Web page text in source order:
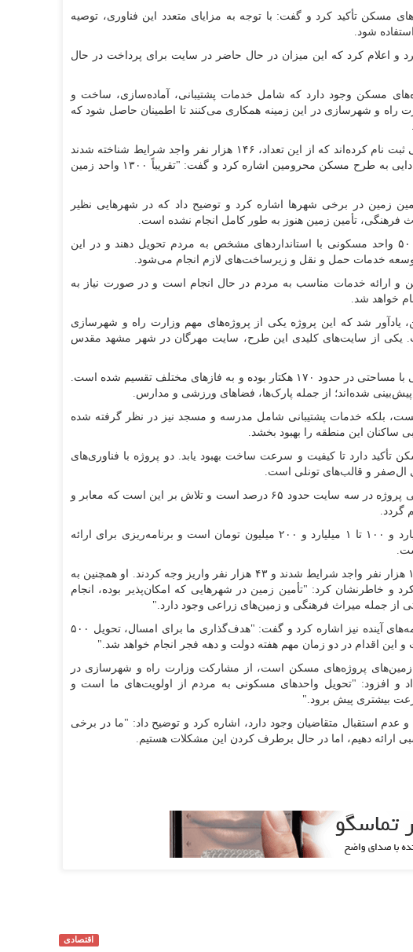
تأکید کرد و گفت: با توجه به مزایای متعدد این فناوری، توصیه
اشاره کرد و اعلام کرد که این میزان در حال حاضر در سایت برای پرداخت در حال
مسکن وجود دارد که شامل خدمات پشتیبانی، آماده‌سازی، ساخت و
راه و شهرسازی در این زمینه همکاری می‌کنند تا اطمینان حاصل شود که
وی افزود: "در خراسان رضوی، ۵۴۰ هزار متقاضی ثبت نام کرده‌اند که از این تعداد، ۱۴۶ هزار نفر واجد شرایط شناخته شدند
و ۴۳ هزار نفر نیز وجه واریز کرده‌اند". در ادامه، دایی به طرح مسکن محرومین اشاره کرد و گفت: "تقریباً ۱۳۰۰ واحد زمین
زمین در برخی شهرها اشاره کرد و توضیح داد که در شهرهایی نظیر
فرهنگی، تأمین زمین هنوز به طور کامل انجام نشده است.
وی خاطرنشان کرد که هدف آنها این است که ۵۰۰ واحد مسکونی با استانداردهای مشخص به مردم تحویل دهند و در این
توسعه خدمات حمل و نقل و زیرساخت‌های لازم انجام می‌شود.
و ارائه خدمات مناسب به مردم در حال انجام است و در صورت نیاز به
خواهد شد.
شد که این پروژه یکی از پروژه‌های مهم وزارت راه و شهرسازی
یکی از سایت‌های کلیدی این طرح، سایت مهرگان در شهر مشهد مقدس
او بیان کرد:این سایت شامل ۲،۰۰۰ واحد مسکونی با مساحتی در حدود ۱۷۰ هکتار بوده و به فازهای مختلف تقسیم شده است.
شده‌اند؛ از جمله پارک‌ها، فضاهای ورزشی و مدارس.
بلکه خدمات پشتیبانی شامل مدرسه و مسجد نیز در نظر گرفته شده
این منطقه را بهبود بخشد.
تأکید دارد تا کیفیت و سرعت ساخت بهبود یابد. دو پروژه با فناوری‌های
ال‌صفر و قالب‌های تونلی است.
او بیان کرد:در حال حاضر متوسط پیشرفت فیزیکی پروژه در سه سایت حدود ۶۵ درصد است و تلاش بر این است که معابر و
گردد.
وی ادامه داد: قیمت تمام شده واحدها بین ۱ میلیارد و ۱۰۰ تا ۱ میلیارد و ۲۰۰ میلیون تومان است و برنامه‌ریزی برای ارائه
به گفته وی، از ۵۴۰ هزار متقاضی ثبت نامی، ۱۴۶ هزار نفر واجد شرایط شدند و ۴۳ هزار نفر واریز وجه کردند. او همچنین به
کرد و خاطرنشان کرد: "تأمین زمین در شهرهایی که امکان‌پذیر بوده، انجام
از جمله میراث فرهنگی و زمین‌های زراعی وجود دارد."
مدیر کل راه و شهرسازی استان در ادامه به برنامه‌های آینده نیز اشاره کرد و گفت: "هدف‌گذاری ما برای امسال، تحویل ۵۰۰
اقدام در دو زمان مهم هفته دولت و دهه فجر انجام خواهد شد."
زمین‌های پروژه‌های مسکن است، از مشارکت وزارت راه و شهرسازی در
افزود: "تحویل واحدهای مسکونی به مردم از اولویت‌های ما است و
سرعت بیشتری پیش برود."
عدم استقبال متقاضیان وجود دارد، اشاره کرد و توضیح داد: "ما در برخی
ارائه دهیم، اما در حال برطرف کردن این مشکلات هستیم.
اقتصادی